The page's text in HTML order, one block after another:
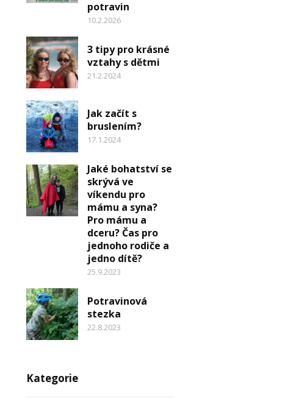
potravin
10.2.2026
3 tipy pro krásné
vztahy s dětmi
21.2.2024
Jak začít s
bruslením?
17.1.2024
Jaké bohatství se
skrývá ve
víkendu pro
mámu a syna?
Pro mámu a
dceru? Čas pro
jednoho rodiče a
jedno dítě?
25.9.2023
Potravinová
stezka
22.8.2023
Kategorie